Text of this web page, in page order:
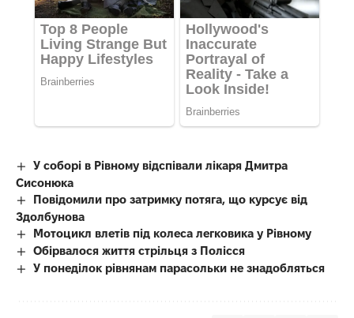
У соборі в Рівному відспівали лікаря Дмитра
Сисонюка
Повідомили про затримку потяга, що курсує від
Здолбунова
Мотоцикл влетів під колеса легковика у Рівному
Обірвалося життя стрільця з Полісся
У понеділок рівнянам парасольки не знадобляться